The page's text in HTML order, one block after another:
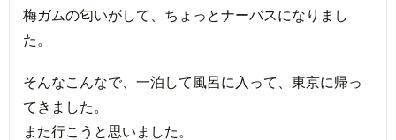
梅ガムの匂いがして、ちょっとナーバスになりまし
た。
そんなこんなで、一泊して風呂に入って、東京に帰っ
てきました。
また行こうと思いました。